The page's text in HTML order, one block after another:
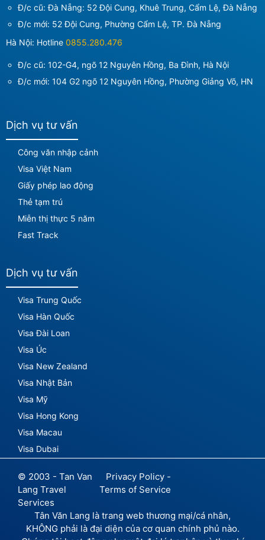
Đ/c cũ: Đà Nẵng: 52 Đội Cung, Khuê Trung, Cẩm Lệ, Đà Nẵng
Đ/c mới: 52 Đội Cung, Phường Cẩm Lệ, TP. Đà Nẵng
Hà Nội: Hotline 0855.280.476
Đ/c cũ: 102-G4, ngõ 12 Nguyên Hồng, Ba Đình, Hà Nội
Đ/c mới: 104 G2 ngõ 12 Nguyên Hồng, Phường Giảng Võ, HN
Dịch vụ tư vấn
Công văn nhập cảnh
Visa Việt Nam
Giấy phép lao động
Thẻ tạm trú
Miễn thị thực 5 năm
Fast Track
Dịch vụ tư vấn
Visa Trung Quốc
Visa Hàn Quốc
Visa Đài Loan
Visa Úc
Visa New Zealand
Visa Nhật Bản
Visa Mỹ
Visa Hong Kong
Visa Macau
Visa Dubai
© 2003 - Tan Van
Lang Travel
Services
Privacy Policy -
Terms of Service
Tân Văn Lang là trang web thương mại/cá nhân,
KHÔNG phải là đại diện của cơ quan chính phủ nào.